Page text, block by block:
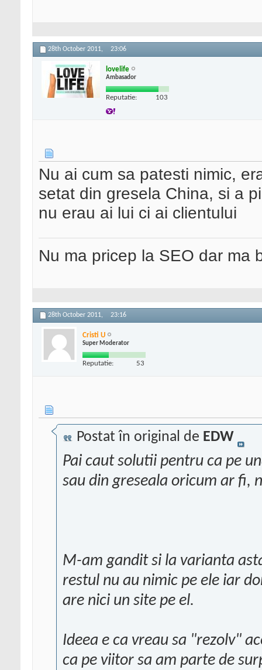
28th October 2011, 23:06
lovelife
Ambasador
Reputatie: 103
Nu ai cum sa patesti nimic,
setat din gresela China, si a
nu erau ai lui ci ai clientului
Nu ma pricep la SEO dar ma
28th October 2011, 23:16
Cristi U
Super Moderator
Reputatie: 53
Postat în original de EDW
Pai caut solutii pentru ca pe
sau din greseala oricum ar fi,
M-am gandit si la varianta
restul nu au nimic pe ele iar
are nici un site pe el.
Ideea e ca vreau sa "rezolv"
ca pe viitor sa am parte de